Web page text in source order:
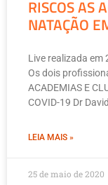
RISCOS AS
NATAÇÃO
Live realizada em
Os dois
ACADEMIAS E
COVID-19 Dr David
LEIA MAIS »
25 de maio de 2020